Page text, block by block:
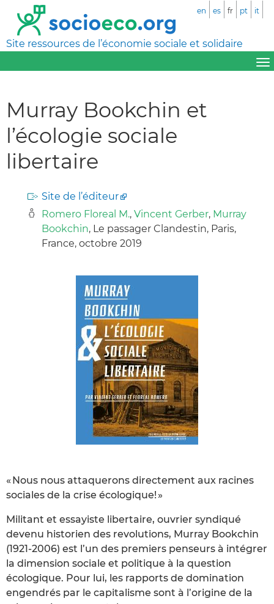
Site ressources de l’économie sociale et solidaire
en es fr pt it
Murray Bookchin et
l’écologie sociale
libertaire
Site de l’éditeur
Romero Floreal M., Vincent Gerber, Murray
Bookchin, Le passager Clandestin, Paris,
France, octobre 2019
« Nous nous attaquerons directement aux racines
sociales de la crise écologique! »
Militant et essayiste libertaire, ouvrier syndiqué
devenu historien des revolutions, Murray Bookchin
(1921-2006) est l’un des premiers penseurs à intégrer
la dimension sociale et politique à la question
écologique. Pour lui, les rapports de domination
engendrés par le capitalisme sont à l’origine de la